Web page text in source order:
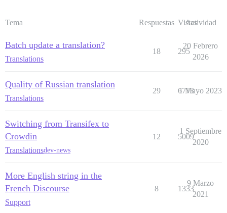
Tema Respuestas Vistas
Actividad
Batch update a translation?
Translations
18 295
20 Febrero
2026
Quality of Russian translation
Translations
29 6773
1 Mayo 2023
Switching from Transifex to
Crowdin
Translationsdev-news
12 5009
1 Septiembre
2020
More English string in the
French Discourse
Support
8 1333
9 Marzo
2021